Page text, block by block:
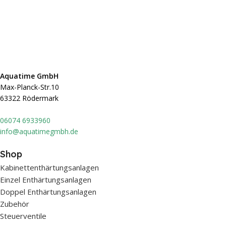
Aquatime GmbH
Max-Planck-Str.10
63322 Rödermark
06074 6933960
info@aquatimegmbh.de
Shop
Kabinettenthärtungsanlagen
Einzel Enthärtungsanlagen
Doppel Enthärtungsanlagen
Zubehör
Steuerventile